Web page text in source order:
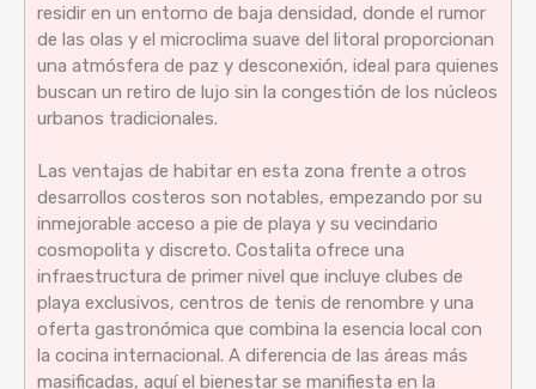
residir en un entorno de baja densidad, donde el rumor
de las olas y el microclima suave del litoral proporcionan
una atmósfera de paz y desconexión, ideal para quienes
buscan un retiro de lujo sin la congestión de los núcleos
urbanos tradicionales.
Las ventajas de habitar en esta zona frente a otros
desarrollos costeros son notables, empezando por su
inmejorable acceso a pie de playa y su vecindario
cosmopolita y discreto. Costalita ofrece una
infraestructura de primer nivel que incluye clubes de
playa exclusivos, centros de tenis de renombre y una
oferta gastronómica que combina la esencia local con
la cocina internacional. A diferencia de las áreas más
masificadas, aquí el bienestar se manifiesta en la